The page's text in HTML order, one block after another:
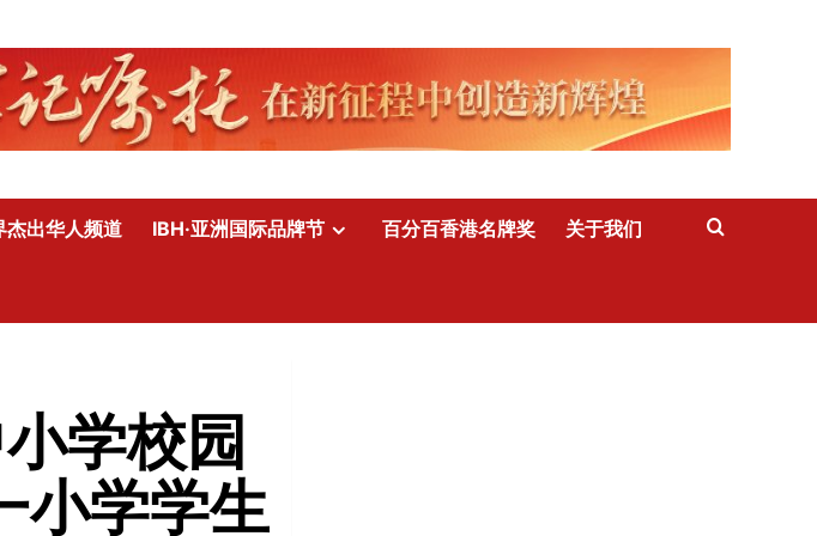
杰出华人频道 IBH·亚洲国际品牌节 百分百香港名牌奖 关于我们
学校园
小学学生